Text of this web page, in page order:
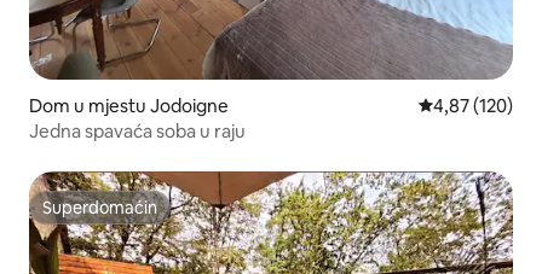
Dom u mjestu Jodoigne Prosječna
4,87 (120)
Jedna spavaća soba u raju
Superdomaćin
Superdomaćin